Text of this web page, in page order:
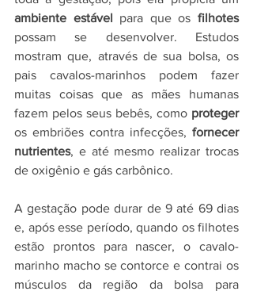
ambiente estável para que os
filhotes
possam se desenvolver. Estudos
mostram que, através de sua bolsa, os
pais cavalos-marinhos podem fazer
muitas coisas que as mães humanas
fazem pelos seus bebês, como
proteger
os embriões contra infecções, fornecer
nutrientes, e até mesmo realizar trocas
de oxigênio e gás carbônico.
A gestação pode durar de 9 até 69 dias
e, após esse período, quando os filhotes
estão prontos para nascer, o cavalo-
marinho macho se contorce e contrai os
músculos da região da bolsa para